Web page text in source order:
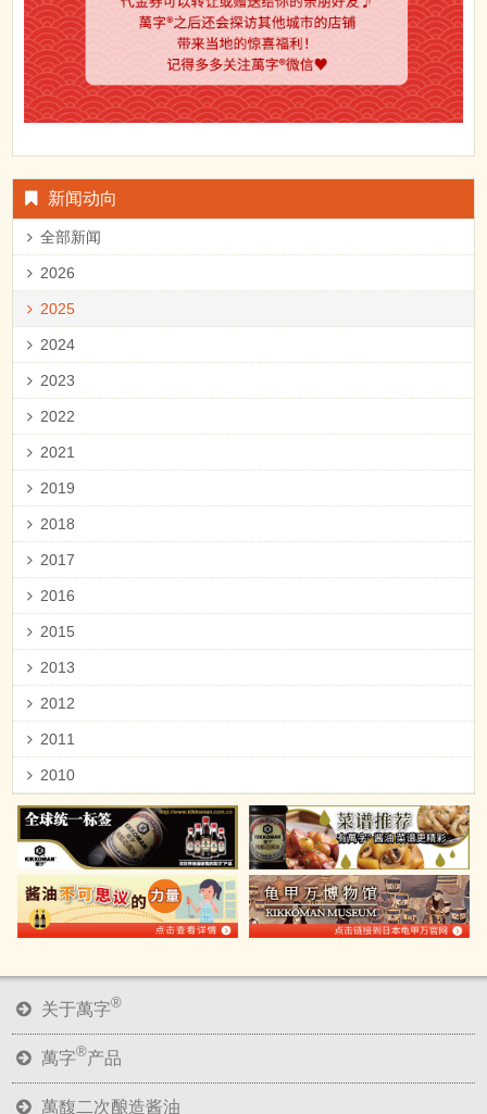
新闻动向
全部新闻
2026
2025
2024
2023
2022
2021
2019
2018
2017
2016
2015
2013
2012
2011
2010
关于萬字®
萬字®产品
萬馥二次酿造酱油